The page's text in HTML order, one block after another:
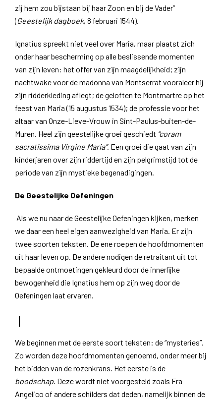
zij hem zou bijstaan bij haar Zoon en bij de Vader”
(Geestelijk dagboek, 8 februari 1544).
Ignatius spreekt niet veel over Maria, maar plaatst zich
onder haar bescherming op alle beslissende momenten
van zijn leven: het offer van zijn maagdelijkheid; zijn
nachtwake voor de madonna van Montserrat vooraleer hij
zijn ridderkleding aflegt; de geloften te Montmartre op het
feest van Maria (15 augustus 1534); de professie voor het
altaar van Onze-Lieve-Vrouw in Sint-Paulus-buiten-de-
Muren. Heel zijn geestelijke groei geschiedt “coram
sacratissima Virgine Maria”. Een groei die gaat van zijn
kinderjaren over zijn riddertijd en zijn pelgrimstijd tot de
periode van zijn mystieke begenadigingen.
De Geestelijke Oefeningen
Als we nu naar de Geestelijke Oefeningen kijken, merken
we daar een heel eigen aanwezigheid van Maria. Er zijn
twee soorten teksten. De ene roepen de hoofdmomenten
uit haar leven op. De andere nodigen de retraitant uit tot
bepaalde ontmoetingen gekleurd door de innerlijke
bewogenheid die Ignatius hem op zijn weg door de
Oefeningen laat ervaren.
I
We beginnen met de eerste soort teksten: de “mysteries”.
Zo worden deze hoofdmomenten genoemd, onder meer bij
het bidden van de rozenkrans. Het eerste is de
boodschap . Deze wordt niet voorgesteld zoals Fra
Angelico of andere schilders dat deden, namelijk binnen de